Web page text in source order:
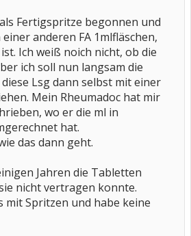
Fertigspritze begonnen und
anderen FA 1mlfläschen,
Ich weiß noich nicht, ob die
ich soll nun langsam die
Lsg dann selbst mit einer
Mein Rheumadoc hat mir
wo er die ml in
hat.
das dann geht.
Jahren die Tabletten
nicht vertragen konnte.
mit Spritzen und habe keine